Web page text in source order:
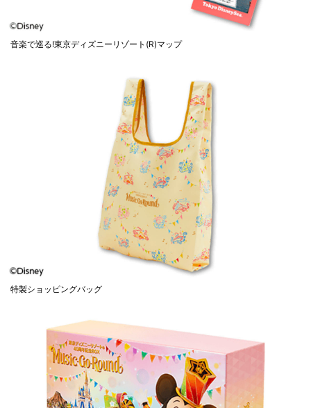
音楽で巡る!東京ディズニーリゾート(R)マップ
特製ショッピングバッグ